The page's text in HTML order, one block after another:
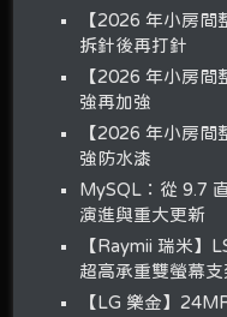
【2026 年小房間
拆針後再打針
【2026 年小房間
強再加強
【2026 年小房
強防水漆
MySQL：從 9.7
演進與重大更新
【Raymii 瑞米】
超高承重雙螢幕支
【LG 樂金】